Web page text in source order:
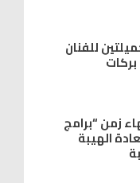
للفنان
بركات
زمن “برامج
الهيبة